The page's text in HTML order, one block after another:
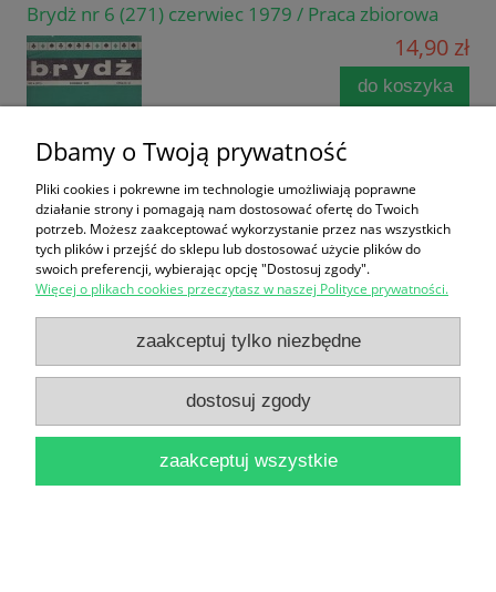
Brydż nr 6 (271) czerwiec 1979 / Praca zbiorowa
14,90 zł
do koszyka
Brytania listopad/grudzień 1990 nr 6 / Praca
16,90 zł
Dbamy o Twoją prywatność
Pliki cookies i pokrewne im technologie umożliwiają poprawne
działanie strony i pomagają nam dostosować ofertę do Twoich
potrzeb. Możesz zaakceptować wykorzystanie przez nas wszystkich
tych plików i przejść do sklepu lub dostosować użycie plików do
swoich preferencji, wybierając opcję "Dostosuj zgody".
Więcej o plikach cookies przeczytasz w naszej Polityce prywatności.
zaakceptuj tylko niezbędne
dostosuj zgody
zaakceptuj wszystkie